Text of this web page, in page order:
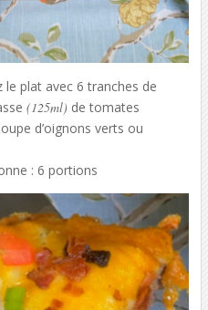
le plat avec 6 tranches de
(125ml) de tomates
d’oignons verts ou
: 6 portions